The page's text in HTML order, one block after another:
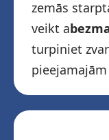
zemās
veikt a
turpiniet